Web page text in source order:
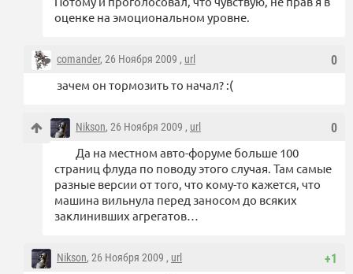
оценке на эмоциональном уровне.
0
comander, 26 Ноября 2009 , url
зачем он тормозить то начал? :(
0
Nikson, 26 Ноября 2009 , url
Да на местном авто-форуме больше 100
страниц флуда по поводу этого случая. Там самые
разные версии от того, что кому-то кажется, что
машина вильнула перед заносом до всяких
заклинивших агрегатов…
+1
Nikson, 26 Ноября 2009 , url